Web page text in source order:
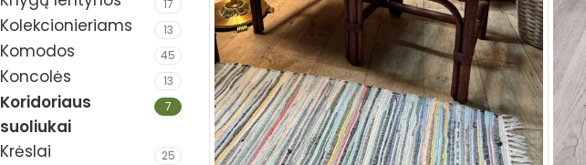
17
Kolekcionieriams 13
Komodos 45
Koncolės 13
Koridoriaus
suoliukai
7
Krėslai 25